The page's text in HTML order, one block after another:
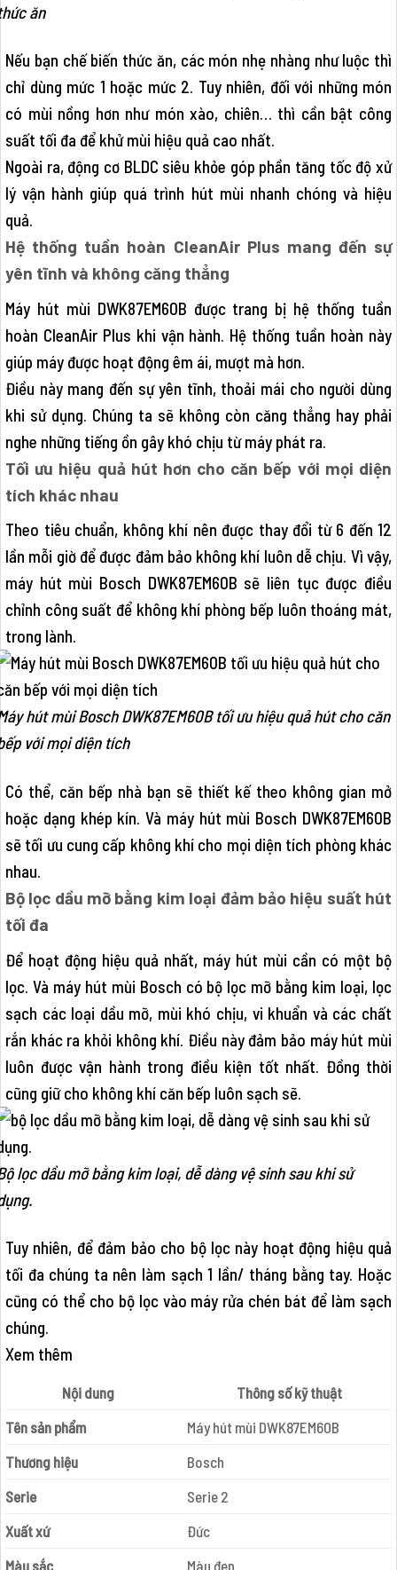
ăn
Nếu bạn chế biến thức ăn, các món nhẹ nhàng như luộc thì
chỉ dùng mức 1 hoặc mức 2. Tuy nhiên, đối với những món
có mùi nồng hơn như món xào, chiên… thì cần bật công
suất tối đa để khử mùi hiệu quả cao nhất.
Ngoài ra, động cơ BLDC siêu khỏe góp phần tăng tốc độ xử
lý vận hành giúp quá trình hút mùi nhanh chóng và hiệu
quả.
Hệ thống tuần hoàn CleanAir Plus mang đến sự
yên tĩnh và không căng thẳng
Máy hút mùi DWK87EM60B được trang bị hệ thống tuần
hoàn CleanAir Plus khi vận hành. Hệ thống tuần hoàn này
giúp máy được hoạt động êm ái, mượt mà hơn.
Điều này mang đến sự yên tĩnh, thoải mái cho người dùng
khi sử dụng. Chúng ta sẽ không còn căng thẳng hay phải
nghe những tiếng ồn gây khó chịu từ máy phát ra.
Tối ưu hiệu quả hút hơn cho căn bếp với mọi diện
tích khác nhau
Theo tiêu chuẩn, không khí nên được thay đổi từ 6 đến 12
lần mỗi giờ để được đảm bảo không khí luôn dễ chịu. Vì vậy,
máy hút mùi Bosch DWK87EM60B sẽ liên tục được điều
chỉnh công suất để không khí phòng bếp luôn thoáng mát,
trong lành.
hút mùi Bosch DWK87EM60B tối ưu hiệu quả hút cho căn
với mọi diện tích
Có thể, căn bếp nhà bạn sẽ thiết kế theo không gian mở
hoặc dạng khép kín. Và máy hút mùi Bosch DWK87EM60B
sẽ tối ưu cung cấp không khí cho mọi diện tích phòng khác
nhau.
Bộ lọc dầu mỡ bằng kim loại đảm bảo hiệu suất hút
tối đa
Để hoạt động hiệu quả nhất, máy hút mùi cần có một bộ
lọc. Và máy hút mùi Bosch có bộ lọc mỡ bằng kim loại, lọc
sạch các loại dầu mỡ, mùi khó chịu, vi khuẩn và các chất
rắn khác ra khỏi không khí. Điều này đảm bảo máy hút mùi
luôn được vận hành trong điều kiện tốt nhất. Đồng thời
cũng giữ cho không khí căn bếp luôn sạch sẽ.
lọc dầu mỡ bằng kim loại, dễ dàng vệ sinh sau khi sử
Tuy nhiên, để đảm bảo cho bộ lọc này hoạt động hiệu quả
tối đa chúng ta nên làm sạch 1 lần/ tháng bằng tay. Hoặc
cũng có thể cho bộ lọc vào máy rửa chén bát để làm sạch
chúng.
Xem thêm
Nội dung
Thông số kỹ thuật
Tên sản phẩm
Máy hút mùi DWK87EM60B
Thương hiệu
Bosch
Serie
Serie 2
Xuất xứ
Đức
Màu sắc
Màu đen